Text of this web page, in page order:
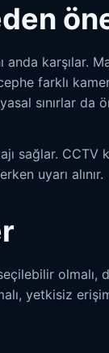
anda karşılar.
farklı
sınırlar da
sağlar. CCTV
uyarı alınır.
yetkisiz